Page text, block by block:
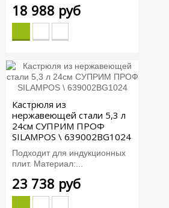
18 988 руб
Кастрюля из
нержавеющей стали 5,3 л
24см СУПРИМ ПРОФ
SILAMPOS \ 639002BG1024
Подходит для индукционных
плит. Материал:...
23 738 руб